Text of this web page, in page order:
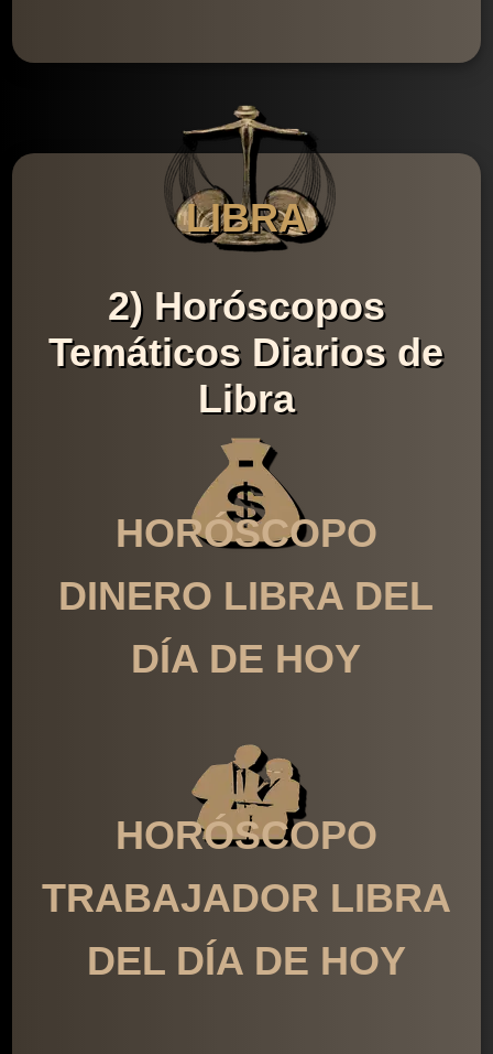
LIBRA
2) Horóscopos
Temáticos Diarios de
Libra
HORÓSCOPO
DINERO LIBRA DEL
DÍA DE HOY
HORÓSCOPO
TRABAJADOR LIBRA
DEL DÍA DE HOY